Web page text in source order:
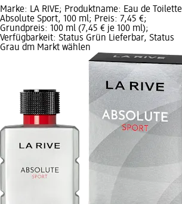
Marke: LA RIVE; Produktname: Eau de Toilette
Absolute Sport, 100 ml; Preis: 7,45 €;
Grundpreis: 100 ml (7,45 € je 100 ml);
Verfügbarkeit: Status Grün Lieferbar, Status
Grau dm Markt wählen